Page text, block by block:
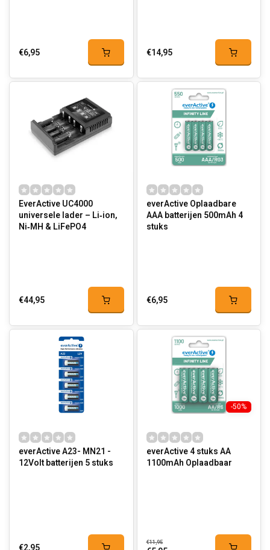
€6,95 €14,95
EverActive UC4000
universele lader – Li‑ion,
Ni‑MH & LiFePO4
€44,95
everActive Oplaadbare
AAA batterijen 500mAh 4
stuks
€6,95
everActive A23- MN21 -
12Volt batterijen 5 stuks
-50%
everActive 4 stuks AA
1100mAh Oplaadbaar
€11,95